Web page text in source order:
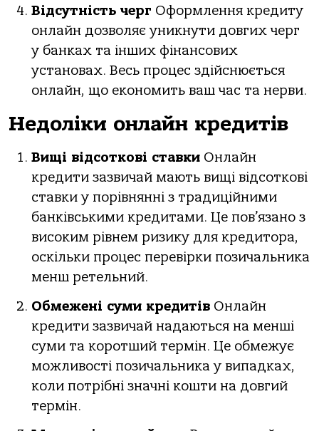
Відсутність черг Оформлення кредиту
онлайн дозволяє уникнути довгих черг
у банках та інших фінансових
установах. Весь процес здійснюється
онлайн, що економить ваш час та нерви.
Недоліки онлайн кредитів
Вищі відсоткові ставки Онлайн
кредити зазвичай мають вищі відсоткові
ставки у порівнянні з традиційними
банківськими кредитами. Це пов’язано з
високим рівнем ризику для кредитора,
оскільки процес перевірки позичальника
менш ретельний.
Обмежені суми кредитів Онлайн
кредити зазвичай надаються на менші
суми та коротший термін. Це обмежує
можливості позичальника у випадках,
коли потрібні значні кошти на довгий
термін.